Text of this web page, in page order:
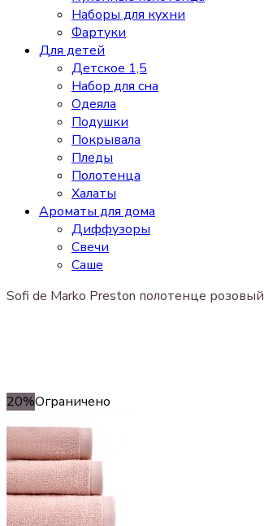
Наборы для кухни
Фартуки
Для детей
Детское 1,5
Набор для сна
Одеяла
Подушки
Покрывала
Пледы
Полотенца
Халаты
Ароматы для дома
Диффузоры
Свечи
Cаше
Sofi de Marko Preston полотенце розовый
20%Ограничено